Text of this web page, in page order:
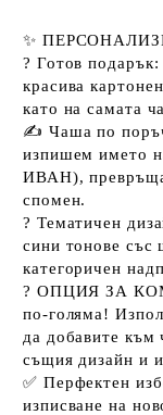
✨
? Готов подарък:
красива
като на самата
✍️ Чаша по
изпишем името
ИВАН),
спомен.
? Тематичен
сини тонове със
категоричен
? ОПЦИЯ ЗА
по-голяма!
да добавите към
същия дизайн и
✅ Перфектен
изписване на